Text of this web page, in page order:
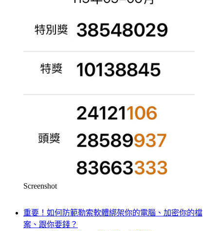
Screenshot
重要！如何防範勒索軟體綁架你的電腦、加密你的檔
案、跟你要錢？